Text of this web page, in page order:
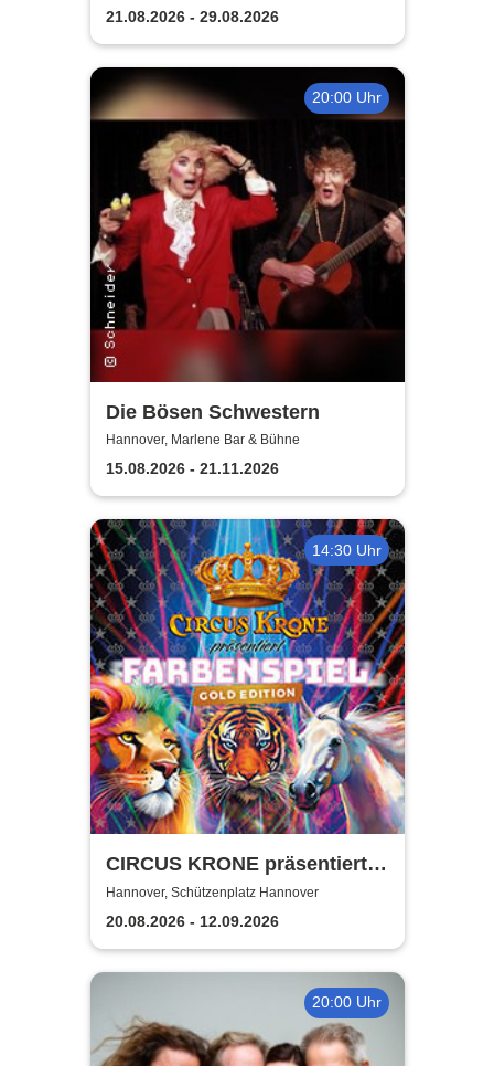
21.08.2026 - 29.08.2026
20:00 Uhr
Die Bösen Schwestern
Hannover, Marlene Bar & Bühne
15.08.2026 - 21.11.2026
14:30 Uhr
CIRCUS KRONE präsentiert
FARBENSPIEL - Gold Edition
| Hannover
Hannover, Schützenplatz Hannover
20.08.2026 - 12.09.2026
20:00 Uhr